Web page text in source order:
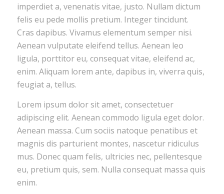
imperdiet a, venenatis vitae, justo. Nullam dictum
felis eu pede mollis pretium. Integer tincidunt.
Cras dapibus. Vivamus elementum semper nisi.
Aenean vulputate eleifend tellus. Aenean leo
ligula, porttitor eu, consequat vitae, eleifend ac,
enim. Aliquam lorem ante, dapibus in, viverra quis,
feugiat a, tellus.
Lorem ipsum dolor sit amet, consectetuer
adipiscing elit. Aenean commodo ligula eget dolor.
Aenean massa. Cum sociis natoque penatibus et
magnis dis parturient montes, nascetur ridiculus
mus. Donec quam felis, ultricies nec, pellentesque
eu, pretium quis, sem. Nulla consequat massa quis
enim.